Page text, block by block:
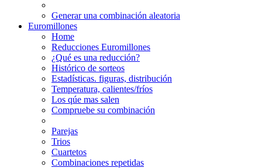
Generar una combinación aleatoria
Euromillones
Home
Reducciones Euromillones
¿Qué es una reducción?
Histórico de sorteos
Estadísticas. figuras, distribución
Temperatura, calientes/fríos
Los qúe mas salen
Compruebe su combinación
Parejas
Trios
Cuartetos
Combinaciones repetidas